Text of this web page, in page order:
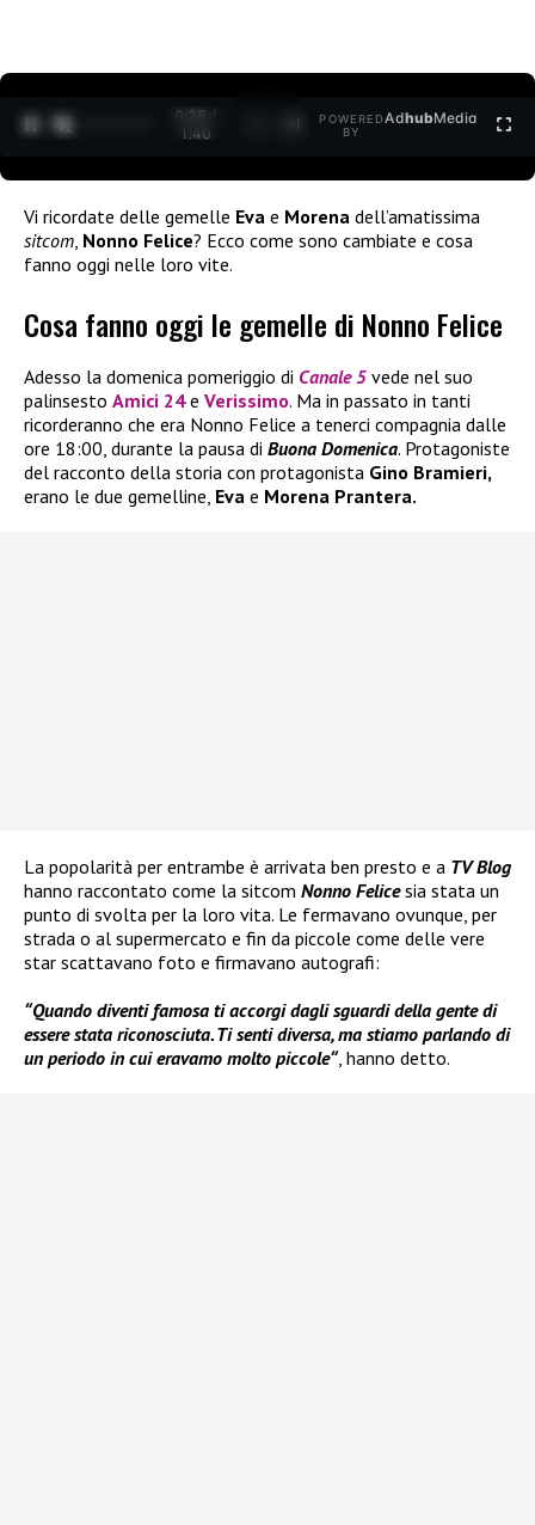
0:30 /
1:40
POWERED
BY
AdhubMedia
Vi ricordate delle gemelle Eva e Morena dell’amatissima
sitcom Nonno Felice? Ecco come sono cambiate e cosa
fanno oggi nelle loro vite.
Cosa fanno oggi le gemelle di Nonno Felice
Adesso la domenica pomeriggio di Canale 5 vede nel suo
palinsesto Amici 24e Verissimo. Ma in passato in tanti
ricorderanno che era Nonno Felice a tenerci compagnia dalle
ore 18:00, durante la pausa di Buona Domenica. Protagoniste
del racconto della storia con protagonista Gino Bramieri,
erano le due gemelline, Eva e Morena Prantera.
La popolarità per entrambe è arrivata ben presto e a TV Blog
hanno raccontato come la sitcom Nonno Felicesia stata un
punto di svolta per la loro vita. Le fermavano ovunque, per
strada o al supermercato e fin da piccole come delle vere
star scattavano foto e firmavano autografi:
“Quando diventi famosa ti accorgi dagli sguardi della gente di
essere stata riconosciuta. Ti senti diversa, ma stiamo parlando di
un periodo in cui eravamo molto piccole“, hanno detto.